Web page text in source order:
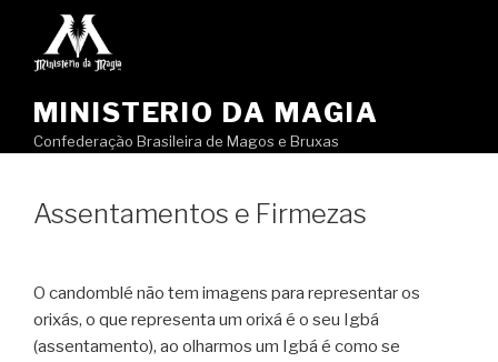
MINISTERIO DA MAGIA
Confederação Brasileira de Magos e Bruxas
Assentamentos e Firmezas
O candomblé não tem imagens para representar os
orixás, o que representa um orixá é o seu Igbá
(assentamento), ao olharmos um Igbá é como se